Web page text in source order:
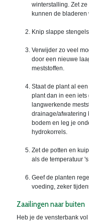
winterstalling. Zet
kunnen de bladeren
Knip slappe
Verwijder zo veel
door een nieuwe
meststoffen.
Staat de plant al
plant dan in een iets
langwerkende
drainage/afwatering
bodem en leg je
hydrokorrels.
Zet de potten en
als de temperatuur
Geef de planten
voeding, zeker
Zaailingen naar buiten
Heb je de vensterbank